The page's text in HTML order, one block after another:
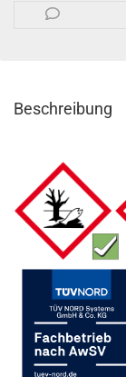
Beschreibung